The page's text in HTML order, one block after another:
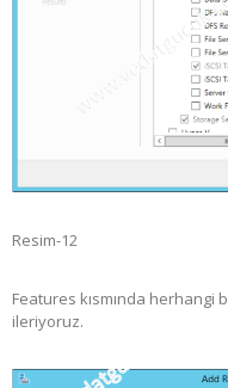
Resim-12
Features kısmında herhangi
ileriyoruz.